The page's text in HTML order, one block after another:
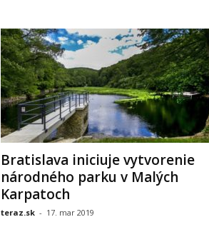
Bratislava iniciuje vytvorenie
národného parku v Malých
Karpatoch
teraz.sk - 17. mar 2019